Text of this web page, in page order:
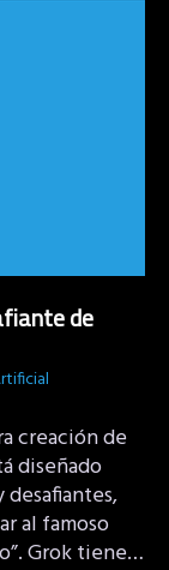
de
creación de
diseñado
al famoso
Grok tiene…